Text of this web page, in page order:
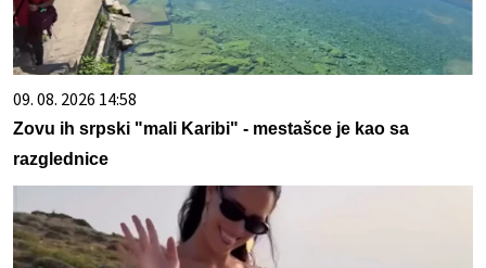
09. 08. 2026 14:58
Zovu ih srpski "mali Karibi" - mestašce je kao sa
razglednice